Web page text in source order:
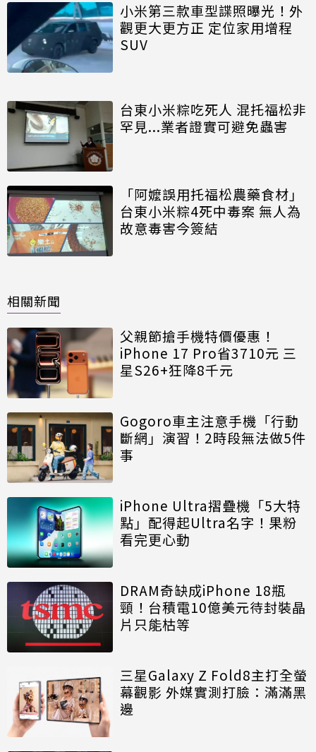
小米第三款車型諜照曝光！外
觀更大更方正 定位家用增程
SUV
台東小米粽吃死人 混托福松非
罕見...業者證實可避免蟲害
「阿嬤誤用托福松農藥食材」
台東小米粽4死中毒案 無人為
故意毒害今簽結
相關新聞
父親節搶手機特價優惠！
iPhone 17 Pro省3710元 三
星S26+狂降8千元
Gogoro車主注意手機「行動
斷網」演習！2時段無法做5件
事
iPhone Ultra摺疊機「5大特
點」配得起Ultra名字！果粉
看完更心動
DRAM奇缺成iPhone 18瓶
頸！台積電10億美元待封裝晶
片只能枯等
三星Galaxy Z Fold8主打全螢
幕觀影 外媒實測打臉：滿滿黑
邊